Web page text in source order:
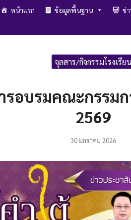
หน้าแรก ข้อมูลพื้นฐาน ข่
จุลสาร/กิจกรรมโรงเรียน
รอบรมคณะกรรม
2569
30 มกราคม 2026